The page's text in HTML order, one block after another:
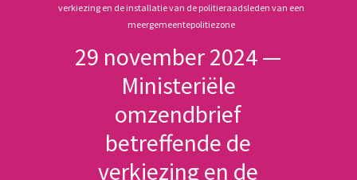
verkiezing en de installatie van de politieraadsleden van een
meergemeentepolitiezone
29 november 2024 —
Ministeriële
omzendbrief
betreffende de
verkiezing en de